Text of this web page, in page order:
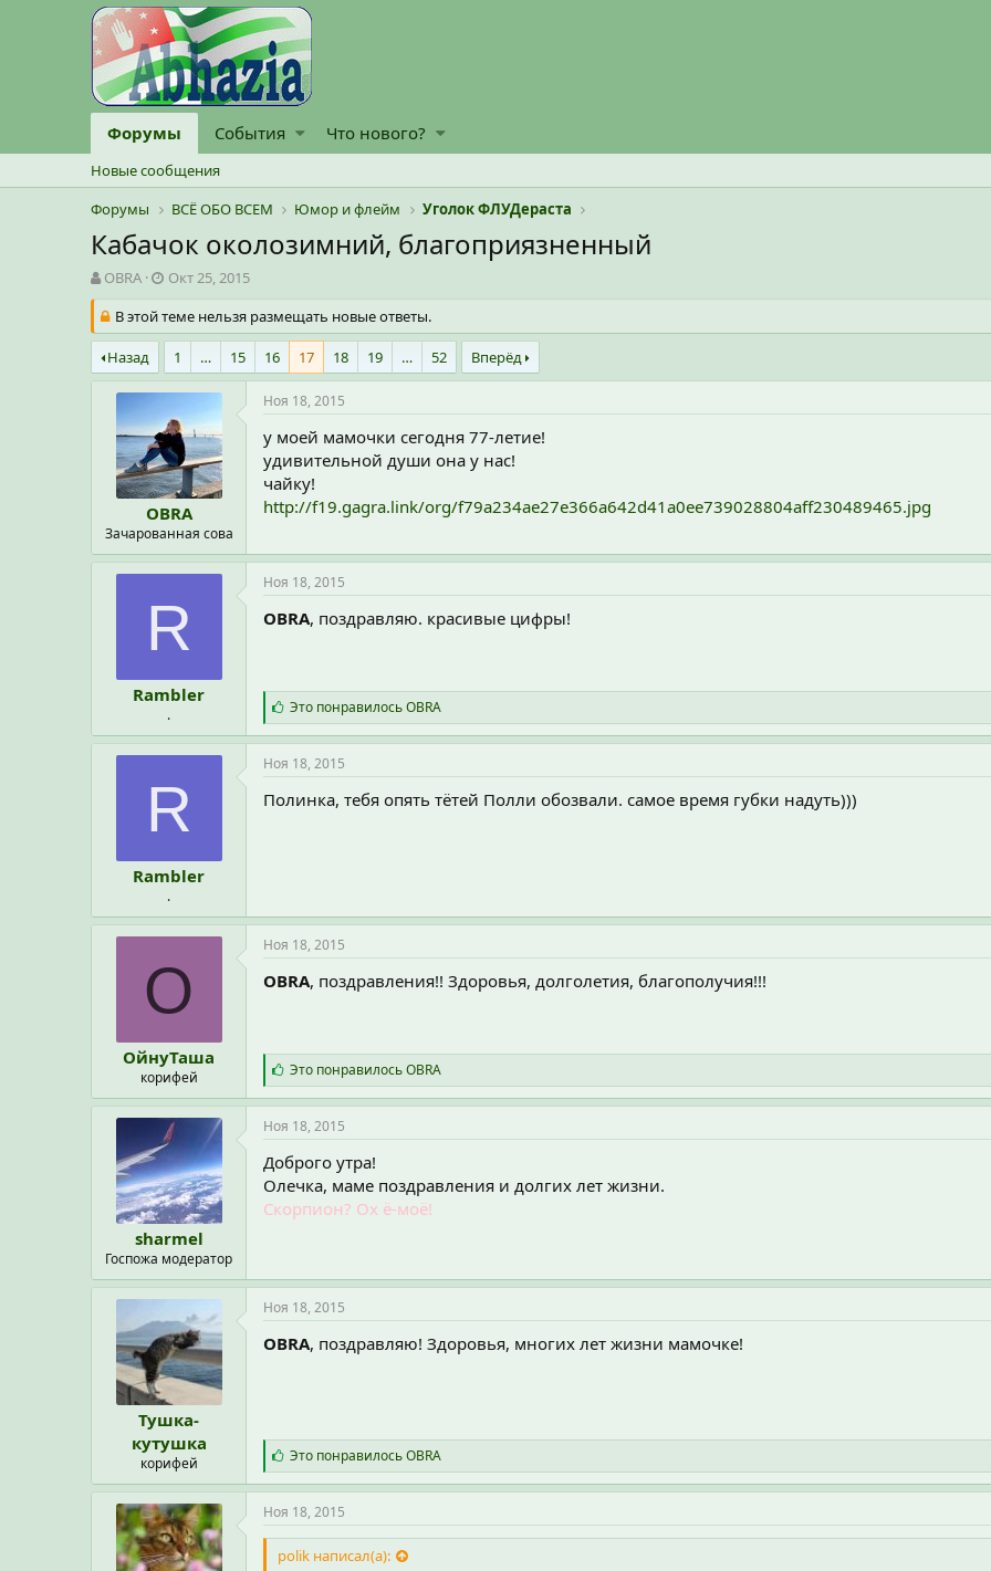
Форумы События Что нового?
Новые сообщения
Форумы
ВСЁ ОБО ВСЕМ Юмор и флейм Уголок ФЛУДераста
Кабачок околозимний, благоприязненный
А
в
т
о
р
т
OBRA
Д
а
т
а
н
а
ч
а
л
а
Окт 25, 2015
В этой теме нельзя размещать новые ответы.
Назад 1 … 15 16 17 18 19 … 52 Вперёд
OBRA
Зачарованная сова
Ноя 18, 2015
у моей мамочки сегодня 77-летие!
удивительной души она у нас!
чайку!
http://f19.gagra.link/org/f79a234ae27e366a642d41a0ee739028804aff230489465.jpg
R
Rambler
.
Ноя 18, 2015
OBRA, поздравляю. красивые цифры!
С
и
м
п
а
т
и
Это понравилосьOBRA
R
Rambler
.
Ноя 18, 2015
Полинка, тебя опять тётей Полли обозвали. самое время губки надуть)))
О
ОйнуТаша
корифей
Ноя 18, 2015
OBRA, поздравления!! Здоровья, долголетия, благополучия!!!
С
и
м
п
а
т
и
и
:
Это понравилосьOBRA
sharmel
Госпожа модератор
Ноя 18, 2015
Доброго утра!
Олечка, маме поздравления и долгих лет жизни.
Скорпион? Ох ё-моё!
Тушка-
кутушка
корифей
Ноя 18, 2015
OBRA, поздравляю! Здоровья, многих лет жизни мамочке!
С
и
м
п
а
т
и
Это понравилосьOBRA
Ноя 18, 2015
polik написал(а):